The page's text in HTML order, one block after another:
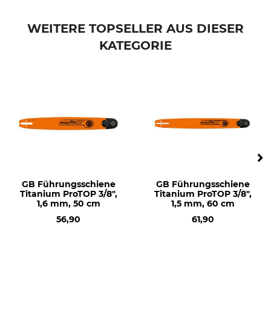
Stihl MS 661
Husqvarna 281
Husqvarna 298
Husqvarna 272
Husqvarna 288
Husqvarna 365
WEITERE TOPSELLER AUS DIESER
KATEGORIE
GB Führungsschiene
Titanium ProTOP 3/8",
1,6 mm, 50 cm
56,90
GB Führungsschiene
Titanium ProTOP 3/8",
1,5 mm, 60 cm
61,90